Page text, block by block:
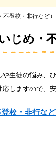
不登校・非行など
じめ・
生徒の悩み、
しますので、
校・非行な